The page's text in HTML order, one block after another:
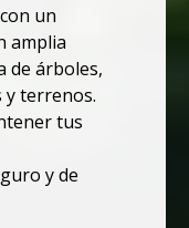
un
amplia
de árboles,
y terrenos.
tus
y de